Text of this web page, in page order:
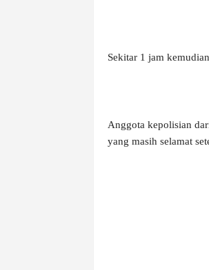
Sekitar 1 jam
Anggota kepolisian
yang masih selamat